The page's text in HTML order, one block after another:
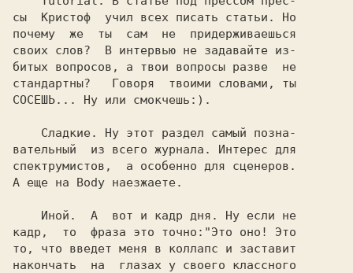
сы  Кристоф  учил всех писать статьи. Но
почему  же  ты  сам  не  придерживаешься
своих слов?  В интервью не задавайте из-
битых вопросов, а твои вопросы разве  не
стандартны?   Говоря  твоими словами, ты
СОСЕШЬ... Ну или смокчешь:).
вательный  из всего журнала. Интерес для
спектрумистов,  а особенно для сценеров.
А еще на Body наезжаете.
кадр,  то  фраза это точно:"Это оно! Это
то, что введет меня в коллапс и заставит
накончать  на  глазах у своего классного